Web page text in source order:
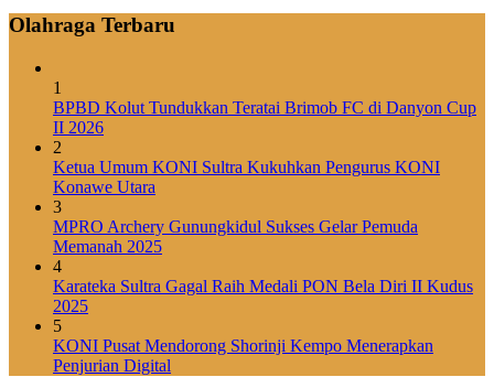
Olahraga Terbaru
1
BPBD Kolut Tundukkan Teratai Brimob FC di Danyon Cup
II 2026
2
Ketua Umum KONI Sultra Kukuhkan Pengurus KONI
Konawe Utara
3
MPRO Archery Gunungkidul Sukses Gelar Pemuda
Memanah 2025
4
Karateka Sultra Gagal Raih Medali PON Bela Diri II Kudus
2025
5
KONI Pusat Mendorong Shorinji Kempo Menerapkan
Penjurian Digital